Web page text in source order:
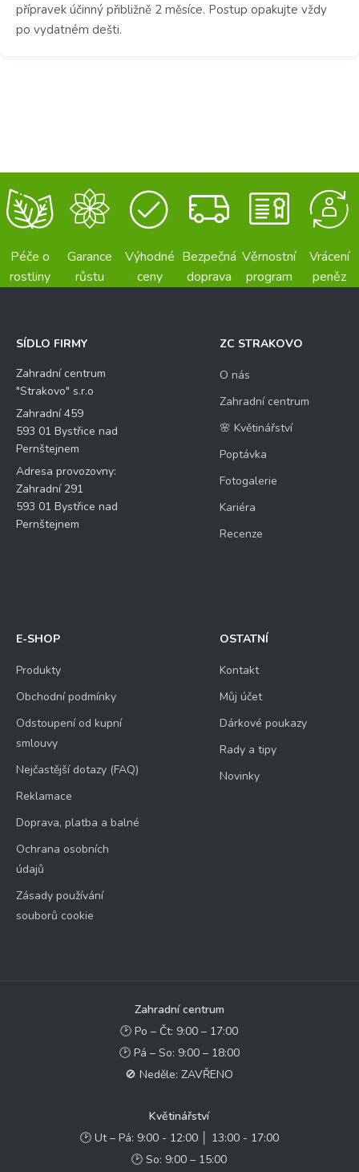
přípravek účinný přibližně 2 měsíce. Postup opakujte vždy
po vydatném dešti.
Péče o
rostliny
Garance
růstu
Výhodné
ceny
Bezpečná
doprava
Věrnostní
program
Vrácení
peněz
SÍDLO FIRMY
Zahradní centrum
"Strakovo" s.r.o
Zahradní 459
593 01 Bystřice nad
Pernštejnem
Adresa provozovny:
Zahradní 291
593 01 Bystřice nad
Pernštejnem
ZC STRAKOVO
O nás
Zahradní centrum
🌸 Květinářství
Poptávka
Fotogalerie
Kariéra
Recenze
E-SHOP
Produkty
Obchodní podmínky
Odstoupení od kupní
smlouvy
Nejčastější dotazy (FAQ)
Reklamace
Doprava, platba a balné
Ochrana osobních
údajů
Zásady používání
souborů cookie
OSTATNÍ
Kontakt
Můj účet
Dárkové poukazy
Rady a tipy
Novinky
Zahradní centrum
🕑 Po – Čt: 9:00 – 17:00
🕑 Pá – So: 9:00 – 18:00
🚫 Neděle: ZAVŘENO
Květinářství
🕑 Ut – Pá: 9:00 - 12:00 │ 13:00 - 17:00
🕑 So: 9:00 – 15:00